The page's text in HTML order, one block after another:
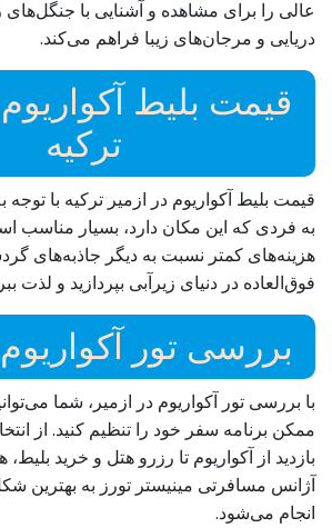
عالی را برای مشاهده و آشنایی با جنگل‌های
دریایی و مرجان‌های زیبا فراهم می‌کند.
قیمت بلیط آکواریوم
ترکیه
قیمت بلیط آکواریوم در ازمیر ترکیه با
به فردی که این مکان دارد، بسیار مناسب
هزینه‌های کمتر نسبت به دیگر جاذبه‌های
فوق‌العاده در دنیای زیرآبی بپردازید و لذت
بررسی تور آکواریوم
با بررسی تور آکواریوم در ازمیر، شما
ممکن برنامه سفر خود را تنظیم کنید. از
بازدید از آکواریوم تا رزرو هتل و خرید
آژانس مسافرتی مینیستر تورز به بهترین
انجام می‌شود.